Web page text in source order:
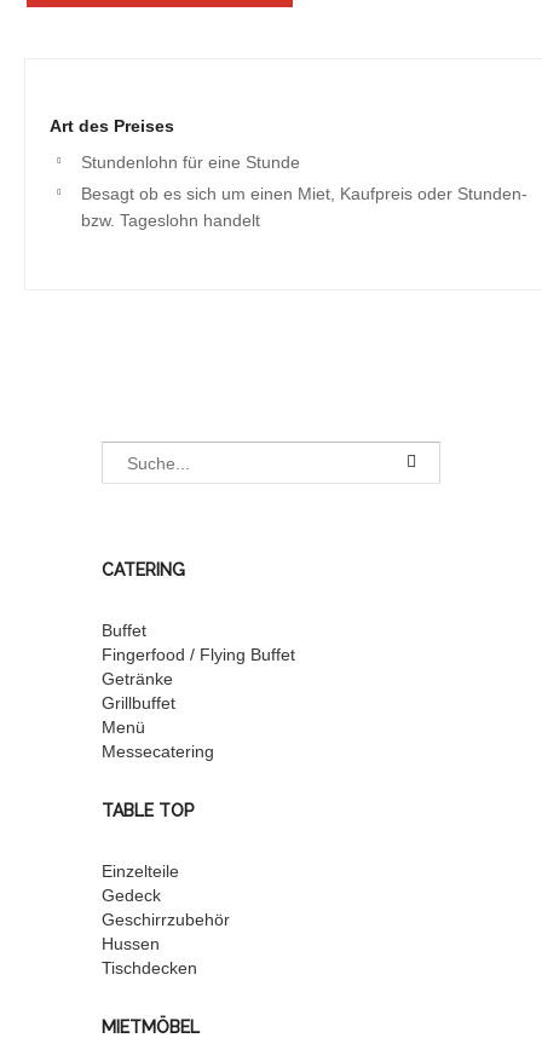
Art des Preises
Stundenlohn für eine Stunde
Besagt ob es sich um einen Miet, Kaufpreis oder Stunden-
bzw. Tageslohn handelt
CATERING
Buffet
Fingerfood / Flying Buffet
Getränke
Grillbuffet
Menü
Messecatering
TABLE TOP
Einzelteile
Gedeck
Geschirrzubehör
Hussen
Tischdecken
MIETMÖBEL